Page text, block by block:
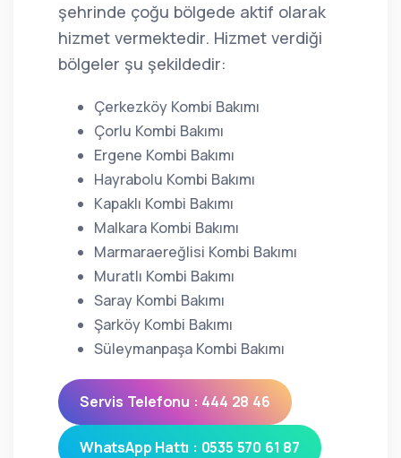
şehrinde çoğu bölgede aktif olarak
hizmet vermektedir. Hizmet verdiği
bölgeler şu şekildedir:
Çerkezköy Kombi Bakımı
Çorlu Kombi Bakımı
Ergene Kombi Bakımı
Hayrabolu Kombi Bakımı
Kapaklı Kombi Bakımı
Malkara Kombi Bakımı
Marmaraereğlisi Kombi Bakımı
Muratlı Kombi Bakımı
Saray Kombi Bakımı
Şarköy Kombi Bakımı
Süleymanpaşa Kombi Bakımı
Servis Telefonu : 444 28 46
WhatsApp Hattı : 0535 570 61 87